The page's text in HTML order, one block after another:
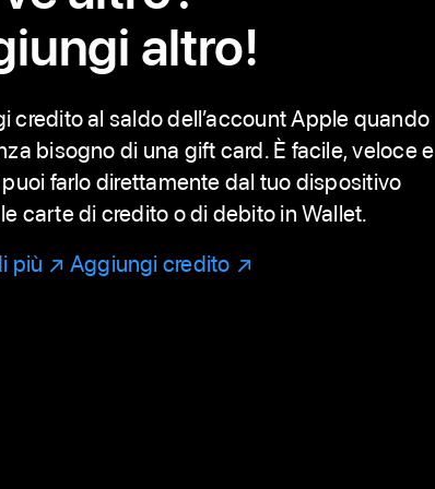
altro!
credito al saldo dell’account Apple quando
bisogno di una gift card. È facile, veloce e
puoi farlo direttamente dal tuo dispositivo
carte di credito o di debito in Wallet.
più (Si Aggiungi credito (Si